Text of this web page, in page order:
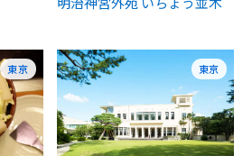
東京 東京